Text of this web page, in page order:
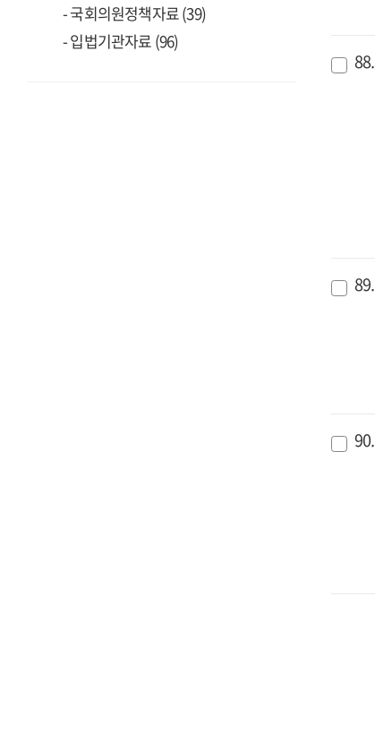
- 국회의원정책자료 (39)
- 입법기관자료 (96)
88.
89.
90.